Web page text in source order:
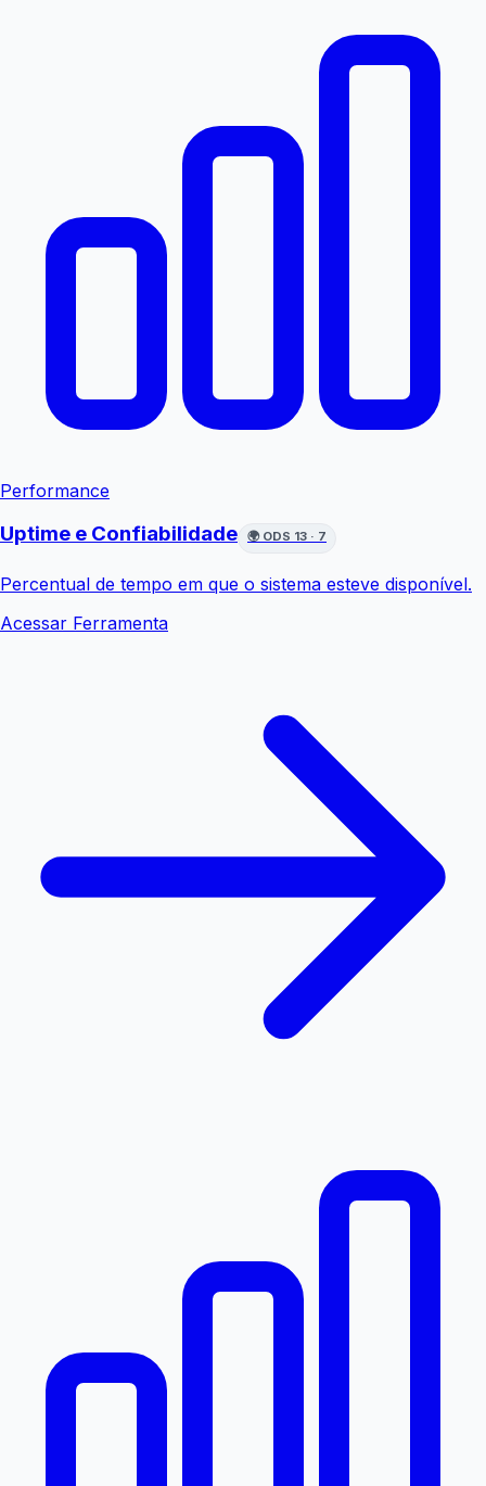
Performance
Uptime e Confiabilidade 🌍 ODS 13 · 7
Percentual de tempo em que o sistema esteve disponível.
Acessar Ferramenta